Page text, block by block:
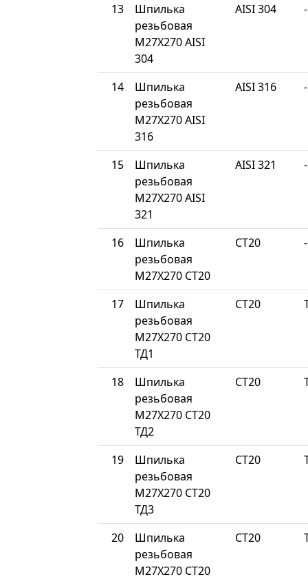
13
Шпилька
резьбовая
М27Х270 AISI
304
AISI 304 -
14
Шпилька
резьбовая
М27Х270 AISI
316
AISI 316 -
15
Шпилька
резьбовая
М27Х270 AISI
321
AISI 321 -
16
Шпилька
резьбовая
М27Х270 СТ20
СТ20 -
17
Шпилька
резьбовая
М27Х270 СТ20
ТД1
СТ20
18
Шпилька
резьбовая
М27Х270 СТ20
ТД2
СТ20
19
Шпилька
резьбовая
М27Х270 СТ20
ТД3
СТ20
20
Шпилька
резьбовая
М27Х270 СТ20
СТ20